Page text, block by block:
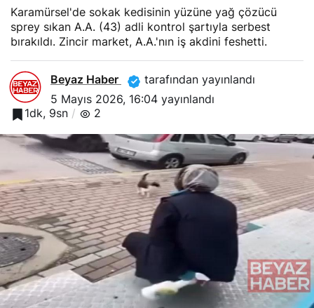
Karamürsel'de sokak kedisinin yüzüne yağ çözücü
sprey sıkan A.A. (43) adli kontrol şartıyla serbest
bırakıldı. Zincir market, A.A.'nın iş akdini feshetti.
Beyaz Haber
tarafından yayınlandı
5 Mayıs 2026, 16:04 yayınlandı
1dk, 9sn
2